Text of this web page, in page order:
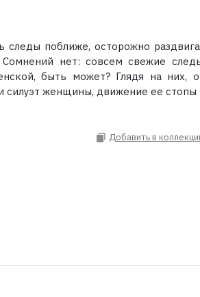
следы поближе, осторожно
нет: совсем свежие
быть может? Глядя на них,
женщины, движение ее стопы
Добавить в